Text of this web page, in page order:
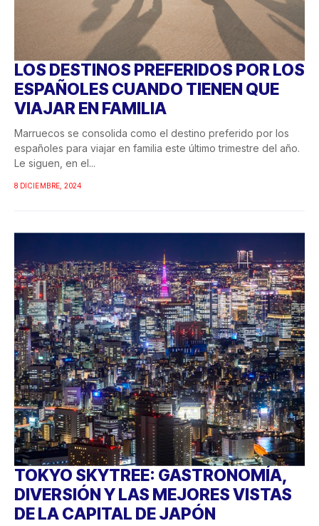
LOS DESTINOS PREFERIDOS POR LOS
ESPAÑOLES CUANDO TIENEN QUE
VIAJAR EN FAMILIA
Marruecos se consolida como el destino preferido por los
españoles para viajar en familia este último trimestre del año.
Le siguen, en el...
8 DICIEMBRE, 2024
TOKYO SKYTREE: GASTRONOMÍA,
DIVERSIÓN Y LAS MEJORES VISTAS
DE LA CAPITAL DE JAPÓN